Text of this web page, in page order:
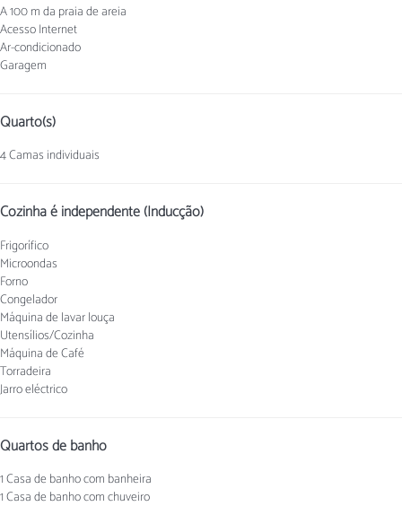
A 100 m da praia de areia
Acesso Internet
Ar-condicionado
Garagem
Quarto(s)
4 Camas individuais
Cozinha é independente (Inducção)
Frigorífico
Microondas
Forno
Congelador
Máquina de lavar louça
Utensílios/Cozinha
Máquina de Café
Torradeira
Jarro eléctrico
Quartos de banho
1 Casa de banho com banheira
1 Casa de banho com chuveiro